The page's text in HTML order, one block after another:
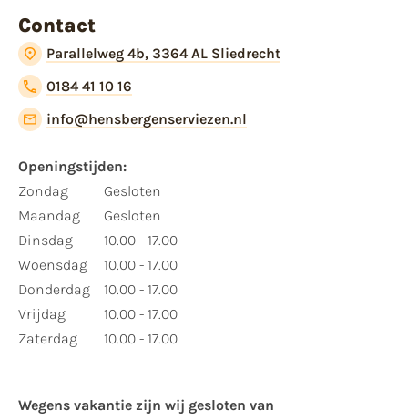
Contact
Parallelweg 4b, 3364 AL Sliedrecht
0184 41 10 16
info@hensbergenserviezen.nl
Openingstijden:
Zondag
Maandag
Dinsdag
Woensdag
Donderdag
Vrijdag
Zaterdag
Gesloten
Gesloten
10.00 - 17.00
10.00 - 17.00
10.00 - 17.00
10.00 - 17.00
10.00 - 17.00
Wegens vakantie zijn wij gesloten van ​